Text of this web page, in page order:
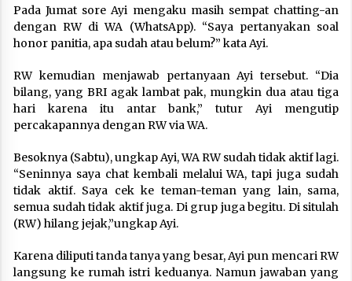
Pada Jumat sore Ayi mengaku masih sempat chatting-an
dengan RW di WA (WhatsApp). “Saya pertanyakan soal
honor panitia, apa sudah atau belum?” kata Ayi.
RW kemudian menjawab pertanyaan Ayi tersebut. “Dia
bilang, yang BRI agak lambat pak, mungkin dua atau tiga
hari karena itu antar bank,” tutur Ayi mengutip
percakapannya dengan RW via WA.
Besoknya (Sabtu), ungkap Ayi, WA RW sudah tidak aktif lagi.
“Seninnya saya chat kembali melalui WA, tapi juga sudah
tidak aktif. Saya cek ke teman-teman yang lain, sama,
semua sudah tidak aktif juga. Di grup juga begitu. Di situlah
(RW) hilang jejak,”ungkap Ayi.
Karena diliputi tanda tanya yang besar, Ayi pun mencari RW
langsung ke rumah istri keduanya. Namun jawaban yang